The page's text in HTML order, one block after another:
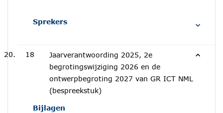
Sprekers
18
Jaarverantwoording 2025, 2e
begrotingswijziging 2026 en de
ontwerpbegroting 2027 van GR ICT NML
(bespreekstuk)
Bijlagen